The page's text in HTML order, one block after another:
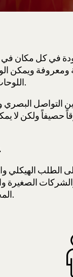
في كل مكان في
ويمكن
اللوحات الإرشادية. تساهم كل وسيلة في هيكلة المساحات وتوجيه الجمهور وتأكيد الهوية.
التواصل البصري
حصيفاً ولكن لا
تلبي اللافتات حاجة
الطلب الهيكلي
والشركات
المحلية تستخدم جميعها حلول التواصل المرئي لإعلامها وتوجيهها وتحسين صورتها.